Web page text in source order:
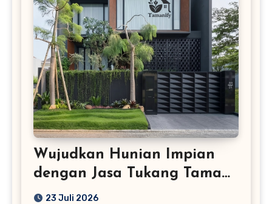
Wujudkan Hunian Impian
dengan Jasa Tukang Taman
Profesional
23 Juli 2026